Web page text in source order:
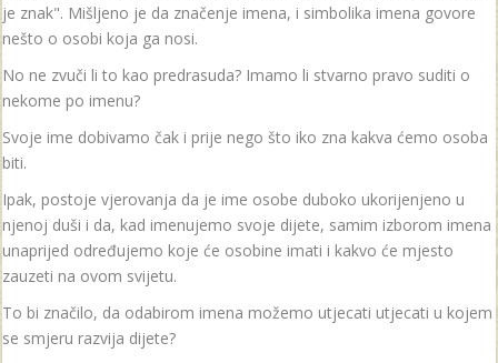
je znak". Mišljeno je da značenje imena, i simbolika imena govore
nešto o osobi koja ga nosi.
No ne zvuči li to kao predrasuda? Imamo li stvarno pravo suditi o
nekome po imenu?
Svoje ime dobivamo čak i prije nego što iko zna kakva ćemo osoba
biti.
Ipak, postoje vjerovanja da je ime osobe duboko ukorijenjeno u
njenoj duši i da, kad imenujemo svoje dijete, samim izborom imena
unaprijed određujemo koje će osobine imati i kakvo će mjesto
zauzeti na ovom svijetu.
To bi značilo, da odabirom imena možemo utjecati utjecati u kojem
se smjeru razvija dijete?